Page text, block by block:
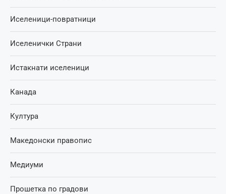
Иселеници-повратници
Иселенички Страни
Истакнати иселеници
Канада
Култура
Македонски правопис
Медиуми
Прошетка по градови